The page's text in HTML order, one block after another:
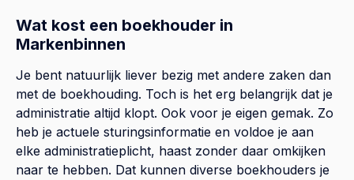
Wat kost een boekhouder in
Markenbinnen
Je bent natuurlijk liever bezig met andere zaken dan
met de boekhouding. Toch is het erg belangrijk dat je
administratie altijd klopt. Ook voor je eigen gemak. Zo
heb je actuele sturingsinformatie en voldoe je aan
elke administratieplicht, haast zonder daar omkijken
naar te hebben. Dat kunnen diverse boekhouders je